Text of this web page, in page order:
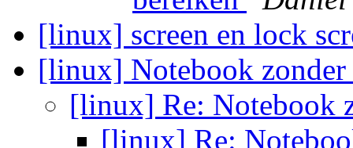
[linux] screen en lock
[linux] Notebook
[linux] Re: Notebook
[linux] Re: